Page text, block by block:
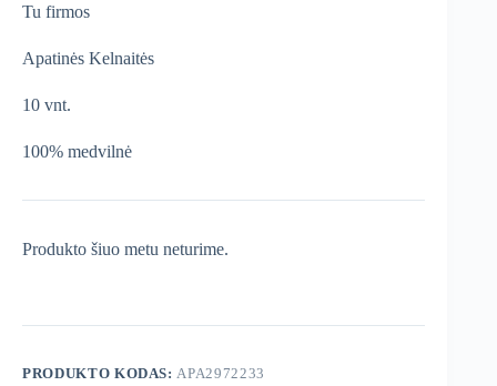
Tu firmos
Apatinės Kelnaitės
10 vnt.
100% medvilnė
Produkto šiuo metu neturime.
PRODUKTO KODAS: APA2972233